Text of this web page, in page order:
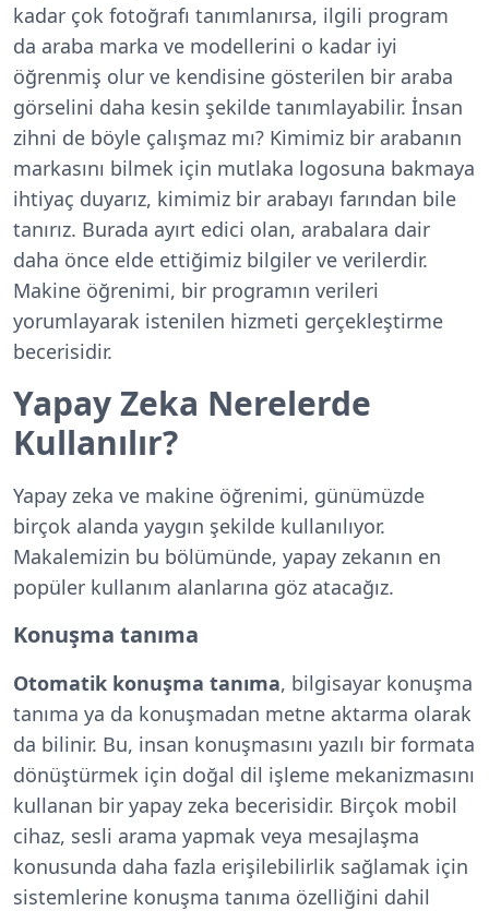
kadar çok fotoğrafı tanımlanırsa, ilgili program
da araba marka ve modellerini o kadar iyi
öğrenmiş olur ve kendisine gösterilen bir araba
görselini daha kesin şekilde tanımlayabilir. İnsan
zihni de böyle çalışmaz mı? Kimimiz bir arabanın
markasını bilmek için mutlaka logosuna bakmaya
ihtiyaç duyarız, kimimiz bir arabayı farından bile
tanırız. Burada ayırt edici olan, arabalara dair
daha önce elde ettiğimiz bilgiler ve verilerdir.
Makine öğrenimi, bir programın verileri
yorumlayarak istenilen hizmeti gerçekleştirme
becerisidir.
Yapay Zeka Nerelerde
Kullanılır?
Yapay zeka ve makine öğrenimi, günümüzde
birçok alanda yaygın şekilde kullanılıyor.
Makalemizin bu bölümünde, yapay zekanın en
popüler kullanım alanlarına göz atacağız.
Konuşma tanıma
Otomatik konuşma tanıma, bilgisayar konuşma
tanıma ya da konuşmadan metne aktarma olarak
da bilinir. Bu, insan konuşmasını yazılı bir formata
dönüştürmek için doğal dil işleme mekanizmasını
kullanan bir yapay zeka becerisidir. Birçok mobil
cihaz, sesli arama yapmak veya mesajlaşma
konusunda daha fazla erişilebilirlik sağlamak için
sistemlerine konuşma tanıma özelliğini dahil